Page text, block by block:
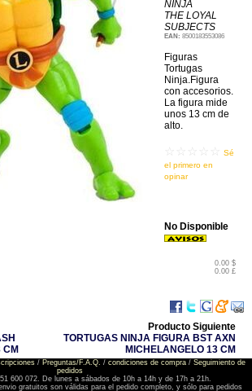
NINJA
THE LOYAL
SUBJECTS
EAN: 8500183553086
Figuras
Tortugas
Ninja.Figura
con accesorios.
La figura mide
unos 13 cm de
alto.
Sé
el primero en
opinar
0.00 $
0.00 £
No Disponible
CM
Producto Siguiente
TORTUGAS NINJA FIGURA BST AXN
MICHELANGELO 13 CM
/ Preguntas/F.A.Q. / condiciones de compra/ Seguimiento de
pedidos
600 072. De lunes a sábados de 10h a 14h y de 17h a 21h.
gratuitos son válidas para el pedido completo, y sólo para pedidos